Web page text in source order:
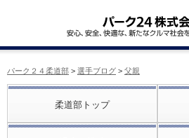
パーク２４柔道部 > 選手ブログ > 父親
柔道部トップ